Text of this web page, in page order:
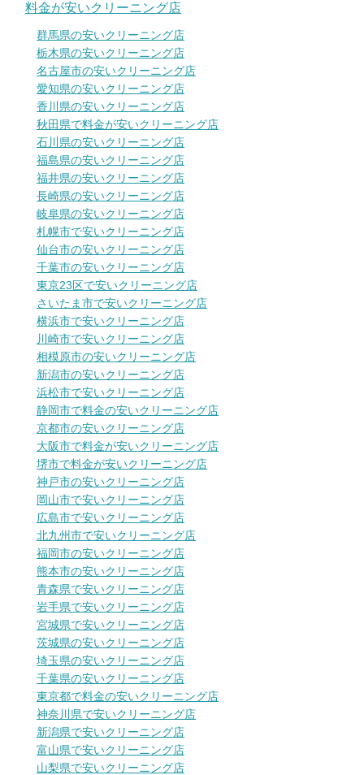
料金が安いクリーニング店
群馬県の安いクリーニング店
栃木県の安いクリーニング店
名古屋市の安いクリーニング店
愛知県の安いクリーニング店
香川県の安いクリーニング店
秋田県で料金が安いクリーニング店
石川県の安いクリーニング店
福島県の安いクリーニング店
福井県の安いクリーニング店
長崎県の安いクリーニング店
岐阜県の安いクリーニング店
札幌市で安いクリーニング店
仙台市の安いクリーニング店
千葉市の安いクリーニング店
東京23区で安いクリーニング店
さいたま市で安いクリーニング店
横浜市で安いクリーニング店
川崎市で安いクリーニング店
相模原市の安いクリーニング店
新潟市の安いクリーニング店
浜松市で安いクリーニング店
静岡市で料金の安いクリーニング店
京都市の安いクリーニング店
大阪市で料金が安いクリーニング店
堺市で料金が安いクリーニング店
神戸市の安いクリーニング店
岡山市で安いクリーニング店
広島市で安いクリーニング店
北九州市で安いクリーニング店
福岡市の安いクリーニング店
熊本市の安いクリーニング店
青森県で安いクリーニング店
岩手県で安いクリーニング店
宮城県で安いクリーニング店
茨城県の安いクリーニング店
埼玉県の安いクリーニング店
千葉県の安いクリーニング店
東京都で料金の安いクリーニング店
神奈川県で安いクリーニング店
新潟県で安いクリーニング店
富山県で安いクリーニング店
山梨県で安いクリーニング店